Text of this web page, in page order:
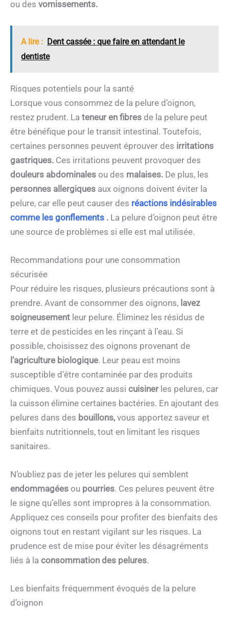
ou des vomissements.
A lire : Dent cassée : que faire en attendant le
dentiste
Risques potentiels pour la santé
Lorsque vous consommez de la pelure d’oignon,
restez prudent. La teneur en fibres de la pelure peut
être bénéfique pour le transit intestinal. Toutefois,
certaines personnes peuvent éprouver des irritations
gastriques. Ces irritations peuvent provoquer des
douleurs abdominales ou des malaises. De plus, les
personnes allergiques aux oignons doivent éviter la
pelure, car elle peut causer des réactions indésirables
comme les gonflements . La pelure d’oignon peut être
une source de problèmes si elle est mal utilisée.
Recommandations pour une consommation
sécurisée
Pour réduire les risques, plusieurs précautions sont à
prendre. Avant de consommer des oignons, lavez
soigneusement leur pelure. Éliminez les résidus de
terre et de pesticides en les rinçant à l’eau. Si
possible, choisissez des oignons provenant de
l’agriculture biologique. Leur peau est moins
susceptible d’être contaminée par des produits
chimiques. Vous pouvez aussi cuisinerles pelures, car
la cuisson élimine certaines bactéries. En ajoutant des
pelures dans des bouillons,vous apportez saveur et
bienfaits nutritionnels, tout en limitant les risques
sanitaires.
N’oubliez pas de jeter les pelures qui semblent
endommagées ou pourries. Ces pelures peuvent être
le signe qu’elles sont impropres à la consommation.
Appliquez ces conseils pour profiter des bienfaits des
oignons tout en restant vigilant sur les risques. La
prudence est de mise pour éviter les désagréments
liés à la consommation des pelures.
Les bienfaits fréquemment évoqués de la pelure
d’oignon